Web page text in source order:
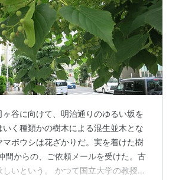
谷に向けて、明治通りのゆるい坂を
いく種類かの樹木による混生並木とな
マボウシは花ざかりだ。実を着けた樹
間からの、ご依頼メールを受けた。古
いという。 かつて国立大学の教授職